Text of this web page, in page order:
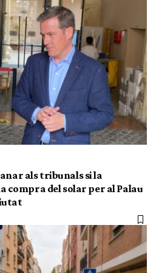
als tribunals si la
compra del solar per al Palau